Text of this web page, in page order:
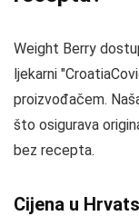
Weight Berry
ljekarni
proizvođačem.
što osigurava
bez recepta.
Cijena u